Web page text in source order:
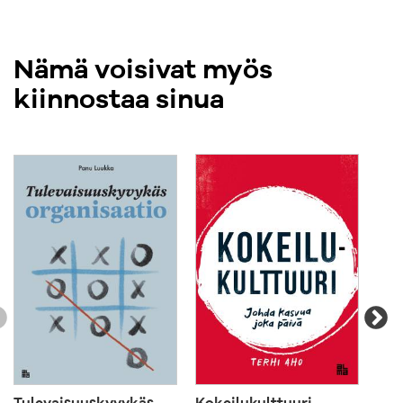
Nämä voisivat myös
kiinnostaa sinua